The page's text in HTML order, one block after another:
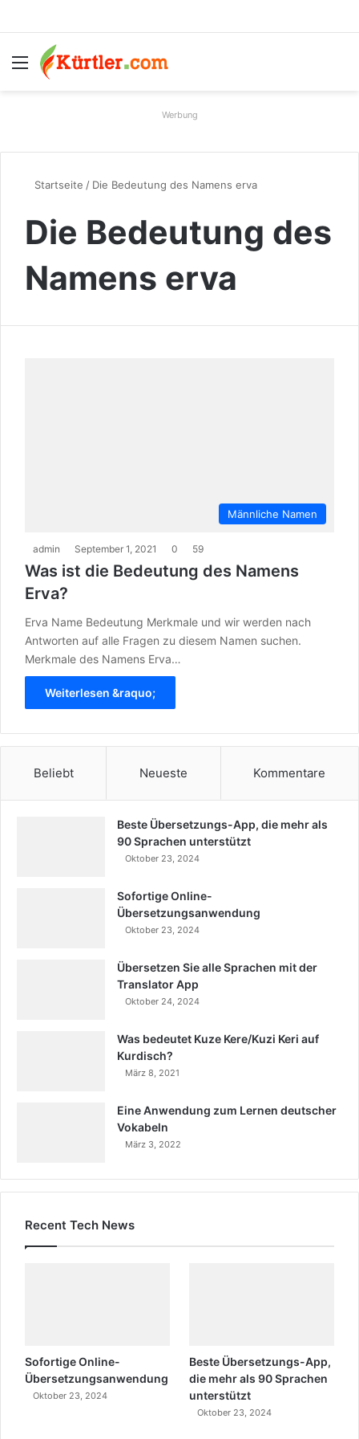
Menü
Werbung
Startseite / Die Bedeutung des Namens erva
Die Bedeutung des
Namens erva
Männliche Namen
admin September 1, 2021 0 59
Was ist die Bedeutung des Namens
Erva?
Erva Name Bedeutung Merkmale und wir werden nach
Antworten auf alle Fragen zu diesem Namen suchen.
Merkmale des Namens Erva…
Weiterlesen &raquo;
Beliebt Neueste Kommentare
Beste Übersetzungs-App, die mehr als
90 Sprachen unterstützt
Oktober 23, 2024
Sofortige Online-
Übersetzungsanwendung
Oktober 23, 2024
Übersetzen Sie alle Sprachen mit der
Translator App
Oktober 24, 2024
Was bedeutet Kuze Kere/Kuzi Keri auf
Kurdisch?
März 8, 2021
Eine Anwendung zum Lernen deutscher
Vokabeln
März 3, 2022
Recent Tech News
Sofortige Online-
Übersetzungsanwendung
Oktober 23, 2024
Beste Übersetzungs-App,
die mehr als 90 Sprachen
unterstützt
Oktober 23, 2024